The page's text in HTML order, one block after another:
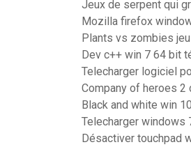
Jeux de serpent qui
Mozilla firefox
Plants vs zombies
Dev c++ win 7 64 bit
Telecharger logiciel
Company of heroes 2
Black and white win
Telecharger windows
Désactiver touchpad